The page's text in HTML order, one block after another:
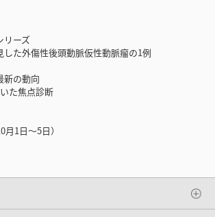
リーズ
した外傷性後頭動脈仮性動脈瘤の1例
の動向
た焦点診断
1日～5日）